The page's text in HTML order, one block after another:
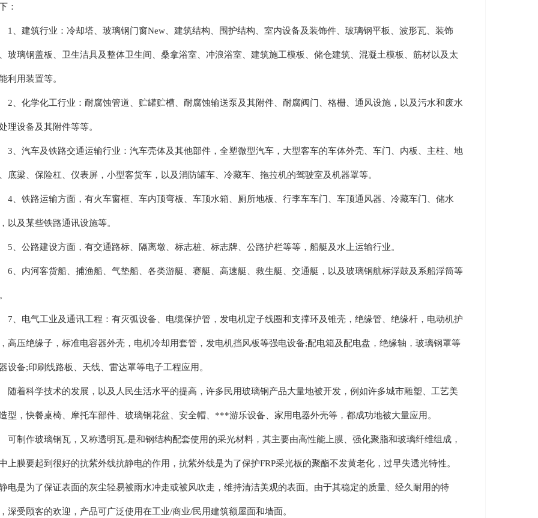
：
建筑行业：冷却塔、玻璃钢门窗New、建筑结构、围护结构、室内设备及装饰件、玻璃钢平板、波形瓦、装饰
玻璃钢盖板、卫生洁具及整体卫生间、桑拿浴室、冲浪浴室、建筑施工模板、储仓建筑、混凝土模板、筋材以及太
利用装置等。
化学化工行业：耐腐蚀管道、贮罐贮槽、耐腐蚀输送泵及其附件、耐腐阀门、格栅、通风设施，以及污水和废水
理设备及其附件等等。
汽车及铁路交通运输行业：汽车壳体及其他部件，全塑微型汽车，大型客车的车体外壳、车门、内板、主柱、地
底梁、保险杠、仪表屏，小型客货车，以及消防罐车、冷藏车、拖拉机的驾驶室及机器罩等。
铁路运输方面，有火车窗框、车内顶弯板、车顶水箱、厕所地板、行李车车门、车顶通风器、冷藏车门、储水
以及某些铁路通讯设施等。
公路建设方面，有交通路标、隔离墩、标志桩、标志牌、公路护栏等等，船艇及水上运输行业。
内河客货船、捕渔船、气垫船、各类游艇、赛艇、高速艇、救生艇、交通艇，以及玻璃钢航标浮鼓及系船浮筒等
电气工业及通讯工程：有灭弧设备、电缆保护管，发电机定子线圈和支撑环及锥壳，绝缘管、绝缘杆，电动机护
高压绝缘子，标准电容器外壳，电机冷却用套管，发电机挡风板等强电设备;配电箱及配电盘，绝缘轴，玻璃钢罩等
设备;印刷线路板、天线、雷达罩等电子工程应用。
着科学技术的发展，以及人民生活水平的提高，许多民用玻璃钢产品大量地被开发，例如许多城市雕塑、工艺美
型，快餐桌椅、摩托车部件、玻璃钢花盆、安全帽、***游乐设备、家用电器外壳等，都成功地被大量应用。
制作玻璃钢瓦，又称透明瓦.是和钢结构配套使用的采光材料，其主要由高性能上膜、强化聚脂和玻璃纤维组成，
上膜要起到很好的抗紫外线抗静电的作用，抗紫外线是为了保护FRP采光板的聚酯不发黄老化，过早失透光特性。
电是为了保证表面的灰尘轻易被雨水冲走或被风吹走，维持清洁美观的表面。由于其稳定的质量、经久耐用的特
深受顾客的欢迎，产品可广泛使用在工业/商业/民用建筑额屋面和墙面。